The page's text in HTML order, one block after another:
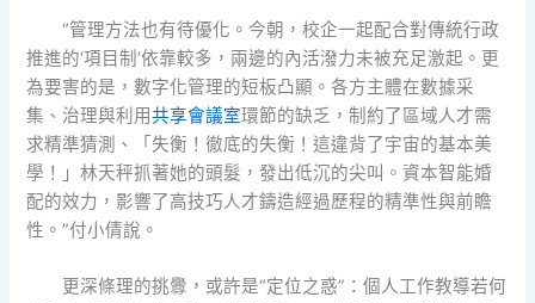
“管理方法也有待優化。今朝，校企一起配合對傳統行政
推進的‘項目制’依靠較多，兩邊的內活潑力未被充足激起。更
為要害的是，數字化管理的短板凸顯。各方主體在數據采
集、治理與利用共享會議室環節的缺乏，制約了區域人才需
求精準猜測、「失衡！徹底的失衡！這違背了宇宙的基本美
學！」林天秤抓著她的頭髮，發出低沉的尖叫。資本智能婚
配的效力，影響了高技巧人才鑄造經過歷程的精準性與前瞻
性。”付小倩說。
更深條理的挑釁，或許是“定位之惑”：個人工作教導若何